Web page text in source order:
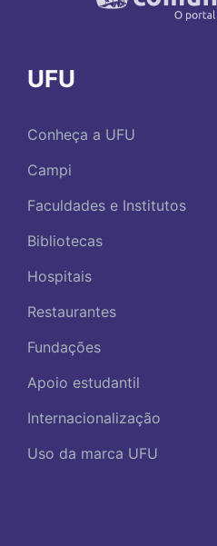
UFU
Conheça a UFU
Campi
Faculdades e Institutos
Bibliotecas
Hospitais
Restaurantes
Fundações
Apoio estudantil
Internacionalização
Uso da marca UFU